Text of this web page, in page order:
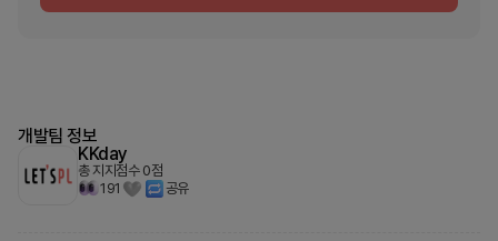
개발팀 정보
KKday
총 지지점수 0점
191
공유